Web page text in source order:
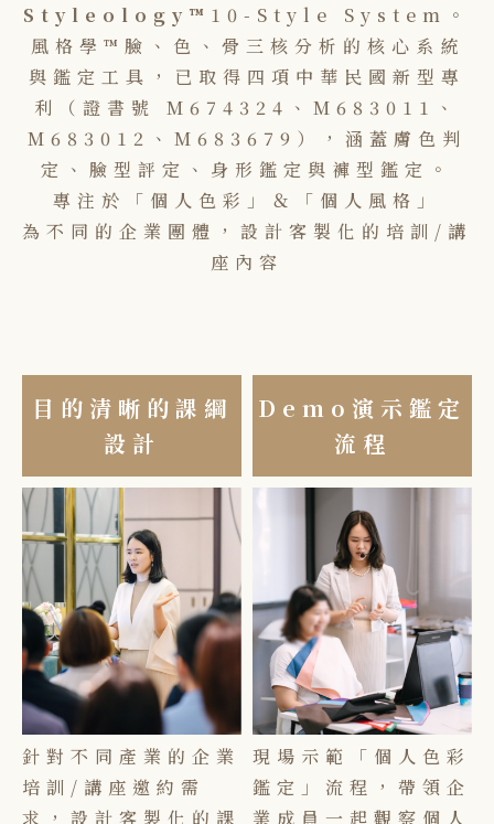
Styleology™ 10-Style System。
風格學™臉、色、骨三核分析的核心系統
與鑑定工具，已取得四項中華民國新型專
利（證書號 M674324、M683011、
M683012、M683679），涵蓋膚色判
定、臉型評定、身形鑑定與褲型鑑定。
專注於「個人色彩」＆「個人風格」
為不同的企業團體，設計客製化的培訓/講
座內容
目的清晰的課綱
設計
Demo演示鑑定
流程
針對不同產業的企業
培訓/講座邀約需
求，設計客製化的課
現場示範「個人色彩
鑑定」流程，帶領企
業成員一起觀察個人